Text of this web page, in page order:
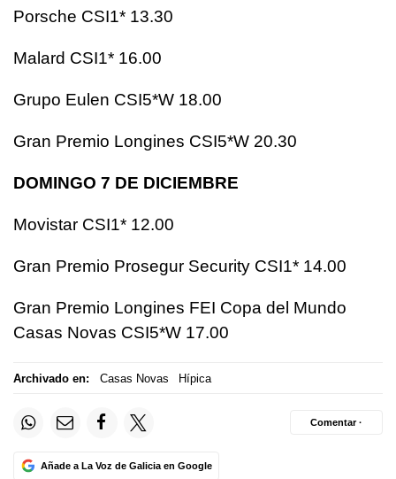
Porsche CSI1* 13.30
Malard CSI1* 16.00
Grupo Eulen CSI5*W 18.00
Gran Premio Longines CSI5*W 20.30
DOMINGO 7 DE DICIEMBRE
Movistar CSI1* 12.00
Gran Premio Prosegur Security CSI1* 14.00
Gran Premio Longines FEI Copa del Mundo
Casas Novas CSI5*W 17.00
Archivado en: Casas Novas Hípica
Añade a La Voz de Galicia en Google
Comentar ·